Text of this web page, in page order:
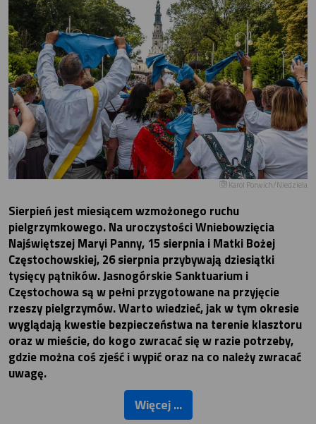
Karol Porwich/Niedziela
Sierpień jest miesiącem wzmożonego ruchu
pielgrzymkowego. Na uroczystości Wniebowzięcia
Najświętszej Maryi Panny, 15 sierpnia i Matki Bożej
Częstochowskiej, 26 sierpnia przybywają dziesiątki
tysięcy pątników. Jasnogórskie Sanktuarium i
Częstochowa są w pełni przygotowane na przyjęcie
rzeszy pielgrzymów. Warto wiedzieć, jak w tym okresie
wyglądają kwestie bezpieczeństwa na terenie klasztoru
oraz w mieście, do kogo zwracać się w razie potrzeby,
gdzie można coś zjeść i wypić oraz na co należy zwracać
uwagę.
Więcej ...